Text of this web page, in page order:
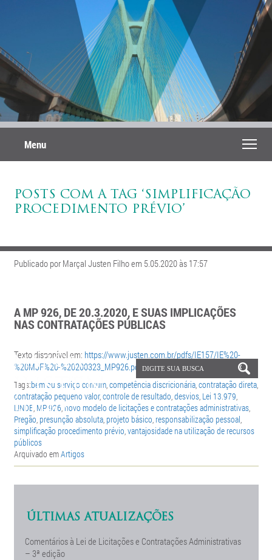
Menu
POSTS COM A TAG ‘SIMPLIFICAÇÃO
PROCEDIMENTO PRÉVIO’
Publicado por Marçal Justen Filho em 5.05.2020 às 17:57
A MP 926, DE 20.3.2020, E SUAS IMPLICAÇÕES
NAS CONTRATAÇÕES PÚBLICAS
Texto disponível em: https://www.justen.com.br/pdfs/IE157/IE%20-
%20MJF%20-%20200323_MP926.pdf
Tags:bem ou serviço comum,competência discricionária,contratação direta,
contratação pequeno valor,controle de resultado,desvios, Lei 13.979,
LINDB, MP 926, novo modelo de licitações e contratações administrativas,
Pregão, presunção absoluta, projeto básico, responsabilização pessoal,
simplificação procedimento prévio,vantajosidade na utilização de recursos
públicos
Arquivado emArtigos
ÚLTIMAS ATUALIZAÇÕES
Comentários à Lei de Licitações e Contratações Administrativas
– 3ª edição